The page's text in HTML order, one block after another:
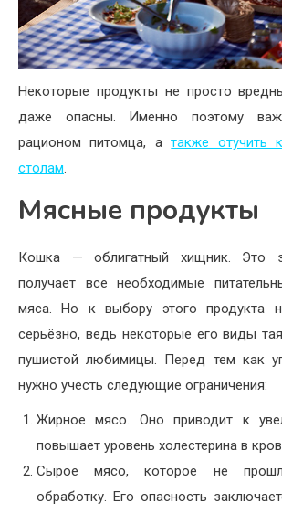
Некоторые продукты не просто
даже опасны. Именно поэтому
рационом питомца, атакже отучить
столам.
Мясные продукты
Кошка — облигатный хищник. Это
получает все необходимые
мяса. Но к выбору этого продукта
серьёзно, ведь некоторые его виды
пушистой любимицы. Перед тем как
нужно учесть следующие ограничения:
Жирное мясо. Оно приводит к
повышает уровень холестерина в
Сырое мясо, которое не
обработку. Его опасность